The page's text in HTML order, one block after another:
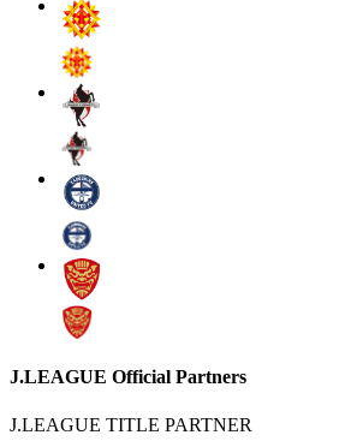
J.LEAGUE Official Partners
J.LEAGUE TITLE PARTNER